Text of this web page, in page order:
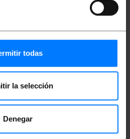
todas
la selección
Denegar
1Gbps (1000Mbps)
29.0 x 22.5 x 3.0 cm